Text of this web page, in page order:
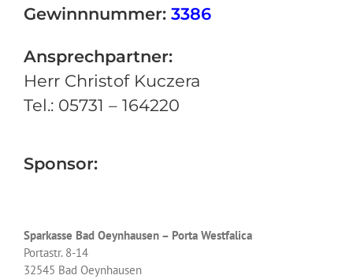
Gewinnnummer: 3386
Ansprechpartner:
Herr Christof Kuczera
Tel.: 05731 – 164220
Sponsor:
Sparkasse Bad Oeynhausen – Porta Westfalica
Portastr. 8-14
32545 Bad Oeynhausen